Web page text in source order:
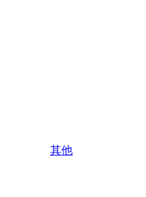
其他